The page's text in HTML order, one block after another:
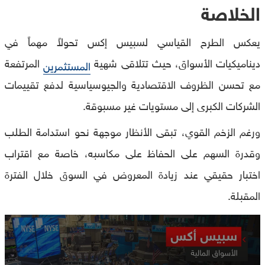
الخلاصة
يعكس الطرح القياسي لسبيس إكس تحولاً مهماً في
ديناميكيات الأسواق، حيث تتلاقى شهية المستثمرين المرتفعة
مع تحسن الظروف الاقتصادية والجيوسياسية لدفع تقييمات
الشركات الكبرى إلى مستويات غير مسبوقة.
ورغم الزخم القوي، تبقى الأنظار موجهة نحو استدامة الطلب
وقدرة السهم على الحفاظ على مكاسبه، خاصة مع اقتراب
اختبار حقيقي عند زيادة المعروض في السوق خلال الفترة
المقبلة.
0
seconds
of